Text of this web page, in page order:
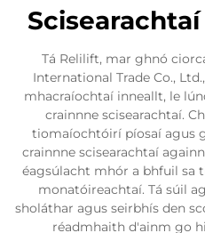
Tá Relilift, mar ghnó
International Trade Co.,
mhacraíochtaí inneallt, le
crainnne scisearachtaí.
tiomaíochtóirí píosaí agus
crainnne scisearachtaí
éagsúlacht mhór a bhfuil sa
monatóireachtaí. Tá súil
sholáthar agus seirbhís den
réadmhaith d'ainm go